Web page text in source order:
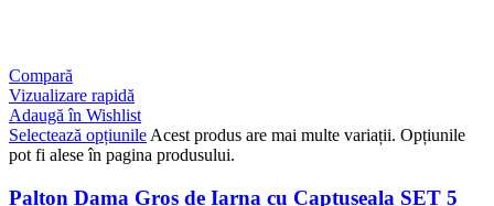
Compară
Vizualizare rapidă
Adaugă în Wishlist
Selectează opțiunileAcest produs are mai multe variații. Opțiunile
pot fi alese în pagina produsului.
Palton Dama Gros de Iarna cu Captuseala SET 5